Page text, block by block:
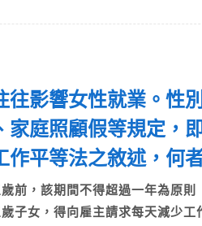
往影響女性就業。性
庭照顧假等規定，
平等法之敘述，何
前，該期間不得超過一年為原則
子女，得向雇主請求每天減少工